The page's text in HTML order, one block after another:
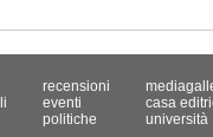
recensioni
eventi
politiche
casa
università